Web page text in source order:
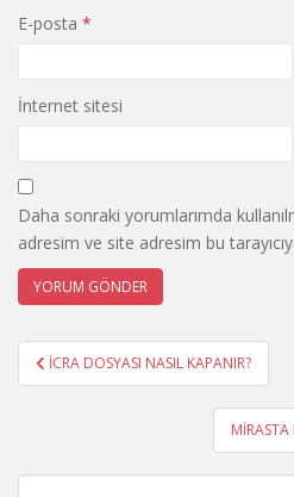
E-posta *
İnternet sitesi
Daha sonraki yorumlarımda
adresim ve site adresim bu
Yazı
gezinmesi
İCRA DOSYASI NASIL KAPANIR?
MİRASTA